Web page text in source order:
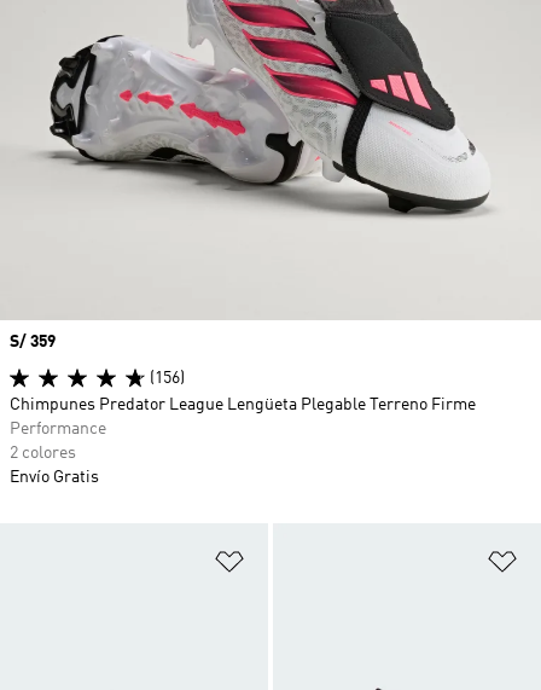
Precio
S/ 359
(156)
Chimpunes Predator League Lengüeta Plegable Terreno Firme
Performance
2 colores
Envío Gratis